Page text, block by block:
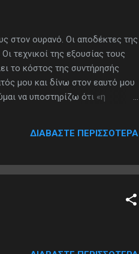
στον ουρανό. Οι αποδέκτες της
τεχνικοί της εξουσίας τους
το κόστος της συντήρησής
μου και δίνω στον εαυτό μου
να υποστηρίζω ότι «η
είναι η έσχατη έκφραση
ΔΙΑΒΆΣΤΕ ΠΕΡΙΣΣΌΤΕΡΑ